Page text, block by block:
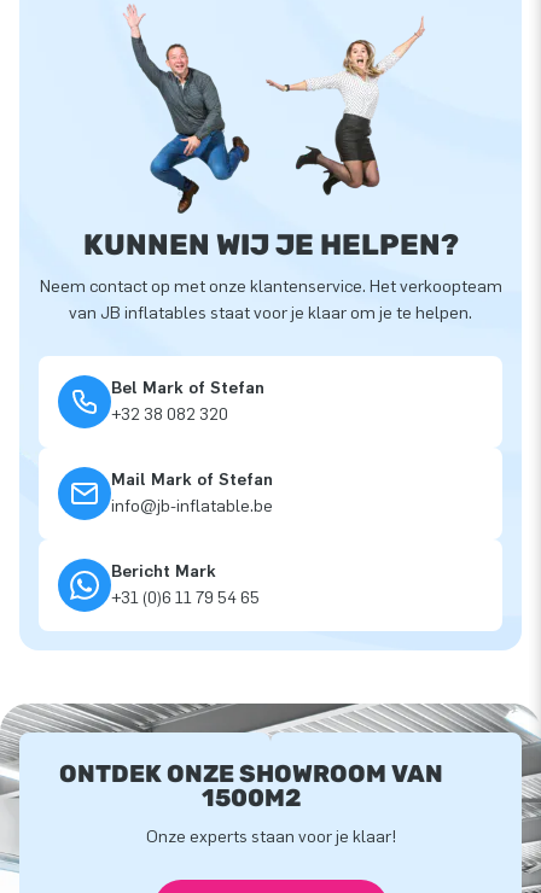
KUNNEN WIJ JE HELPEN?
Neem contact op met onze klantenservice. Het verkoopteam
van JB inflatables staat voor je klaar om je te helpen.
Bel Mark of Stefan
+32 38 082 320
Mail Mark of Stefan
info@jb-inflatable.be
Bericht Mark
+31 (0)6 11 79 54 65
ONTDEK ONZE SHOWROOM VAN
1500M2
Onze experts staan voor je klaar!